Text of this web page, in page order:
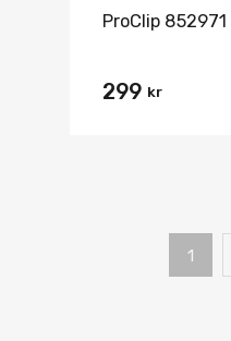
ProClip 852971
299 kr
1